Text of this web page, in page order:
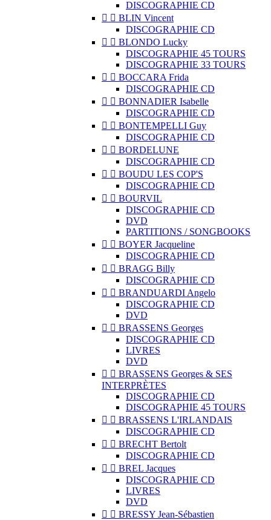
DISCOGRAPHIE CD
  BLIN Vincent
DISCOGRAPHIE CD
  BLONDO Lucky
DISCOGRAPHIE 45 TOURS
DISCOGRAPHIE 33 TOURS
  BOCCARA Frida
DISCOGRAPHIE CD
  BONNADIER Isabelle
DISCOGRAPHIE CD
  BONTEMPELLI Guy
DISCOGRAPHIE CD
  BORDELUNE
DISCOGRAPHIE CD
  BOUDU LES COP'S
DISCOGRAPHIE CD
  BOURVIL
DISCOGRAPHIE CD
DVD
PARTITIONS / SONGBOOKS
  BOYER Jacqueline
DISCOGRAPHIE CD
  BRAGG Billy
DISCOGRAPHIE CD
  BRANDUARDI Angelo
DISCOGRAPHIE CD
DVD
  BRASSENS Georges
DISCOGRAPHIE CD
LIVRES
DVD
  BRASSENS Georges & SES
INTERPRÈTES
DISCOGRAPHIE CD
DISCOGRAPHIE 45 TOURS
  BRASSENS L'IRLANDAIS
DISCOGRAPHIE CD
  BRECHT Bertolt
DISCOGRAPHIE CD
  BREL Jacques
DISCOGRAPHIE CD
LIVRES
DVD
  BRESSY Jean-Sébastien